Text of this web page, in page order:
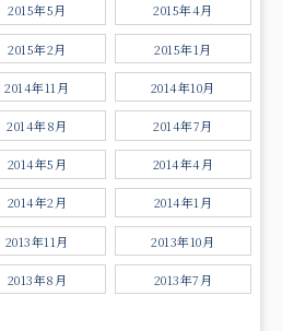
2015年5月 2015年4月
2015年2月 2015年1月
2014年11月 2014年10月
2014年8月 2014年7月
2014年5月 2014年4月
2014年2月 2014年1月
2013年11月 2013年10月
2013年8月 2013年7月